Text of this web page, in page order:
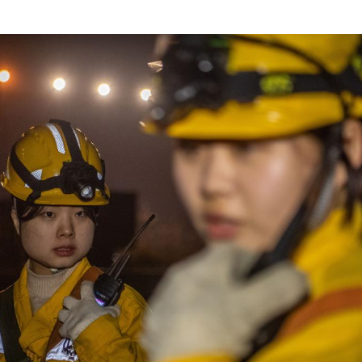
心
得
守
護
中
歐
班
列
的
“女
飛
人”
_
國
網〉
中